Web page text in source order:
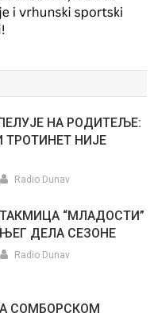
НА РОДИТЕЉЕ:
ТРОТИНЕТ НИЈЕ
Radio Dunav
“МЛАДОСТИ”
ДЕЛА СЕЗОНЕ
Radio Dunav
СОМБОРСКОМ